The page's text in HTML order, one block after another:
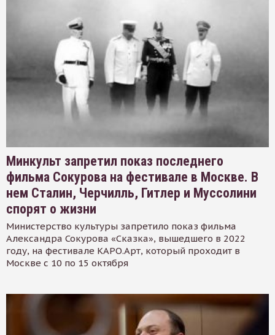
Минкульт запретил показ последнего
фильма Сокурова на фестивале в Москве. В
нем Сталин, Черчилль, Гитлер и Муссолини
спорят о жизни
Министерство культуры запретило показ фильма
Александра Сокурова «Сказка», вышедшего в 2022
году, на фестивале КАРО.Арт, который проходит в
Москве с 10 по 15 октября